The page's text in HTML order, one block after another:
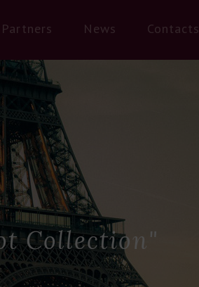
Partners News Contacts
Collection"